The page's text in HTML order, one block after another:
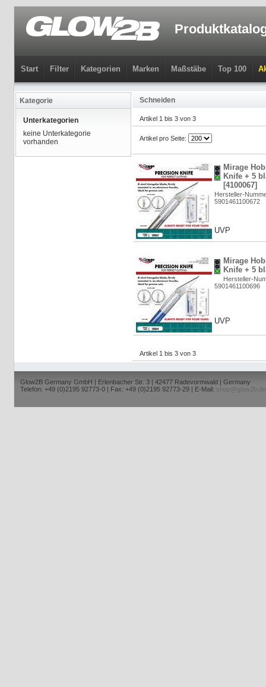
Start Filter Kategorien Marken Maßstäbe Top 100
Kategorie
Unterkategorien
keine Unterkategorie
vorhanden
Schneiden
Artikel 1 bis 3 von 3
Artikel pro Seite:
Mirage
Knife + 5
[4100067]
Hersteller-
5901461100672
UVP
Mirage
Knife + 5
Hersteller-
5901461100696
UVP
Artikel 1 bis 3 von 3
Glow2B Germany GmbH | Erlenbacher Str. 3 | 42477 Radevormwald | Germany
Telefon: +49 (0)2195 92773-0 | Fax: +49 (0)2195 92773-29 | E-Mail:
shop@glow2b.de